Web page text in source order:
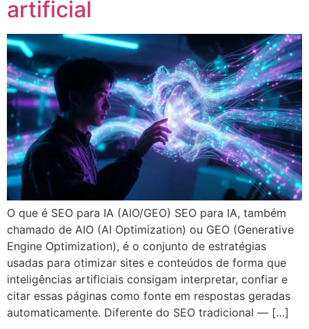
artificial
O que é SEO para IA (AIO/GEO) SEO para IA, também
chamado de AIO (AI Optimization) ou GEO (Generative
Engine Optimization), é o conjunto de estratégias
usadas para otimizar sites e conteúdos de forma que
inteligências artificiais consigam interpretar, confiar e
citar essas páginas como fonte em respostas geradas
automaticamente. Diferente do SEO tradicional — […]